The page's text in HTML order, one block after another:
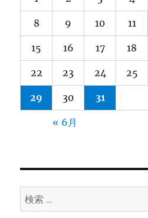
8 9 10 11
15 16 17 18
22 23 24 25
29 30 31
« 6月
検
索: